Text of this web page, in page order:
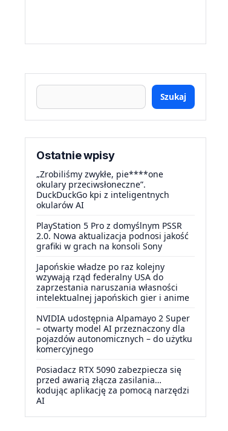
Szukaj
Ostatnie wpisy
„Zrobiliśmy zwykłe, pie****one
okulary przeciwsłoneczne”.
DuckDuckGo kpi z inteligentnych
okularów AI
PlayStation 5 Pro z domyślnym PSSR
2.0. Nowa aktualizacja podnosi jakość
grafiki w grach na konsoli Sony
Japońskie władze po raz kolejny
wzywają rząd federalny USA do
zaprzestania naruszania własności
intelektualnej japońskich gier i anime
NVIDIA udostępnia Alpamayo 2 Super
– otwarty model AI przeznaczony dla
pojazdów autonomicznych – do użytku
komercyjnego
Posiadacz RTX 5090 zabezpiecza się
przed awarią złącza zasilania…
kodując aplikację za pomocą narzędzi
AI